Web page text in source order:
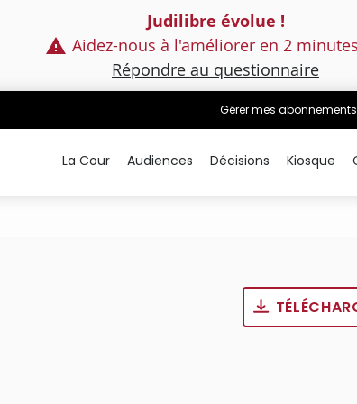
Judilibre évolue !
Aidez-nous à l'améliorer en 2 minutes
Répondre au questionnaire
Gérer mes abonnements
La Cour Audiences Décisions Kiosque